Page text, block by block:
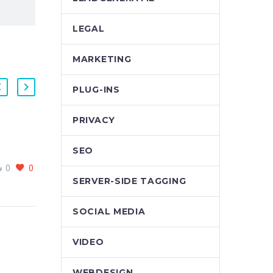
jouw
0 0
2 handige tools bij Facebook
Advertising.
0
0
24 jun 2021
LEGAL
MARKETING
PLUG-INS
PRIVACY
SEO
SERVER-SIDE TAGGING
SOCIAL MEDIA
VIDEO